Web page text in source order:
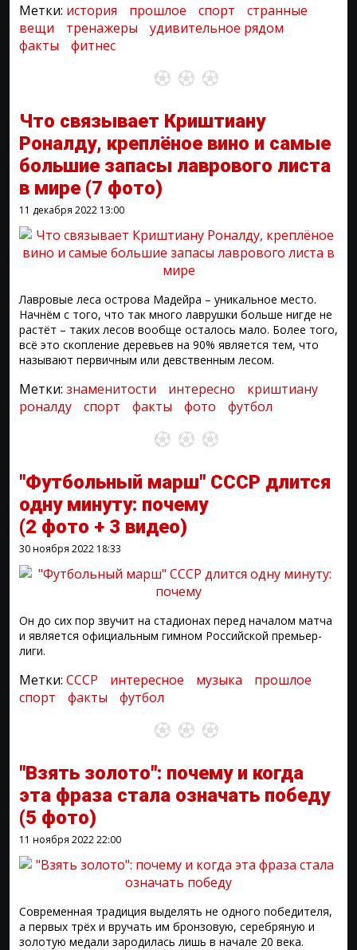
Метки: история прошлое спорт
странные
вещи
тренажеры
удивительное рядом
факты
фитнес
Что связывает Криштиану
Роналду, креплёное вино и самые
большие запасы лаврового листа
в мире (7 фото)
11 декабря 2022 13:00
Лавровые леса острова Мадейра – уникальное место.
Начнём с того, что так много лаврушки больше нигде не
растёт – таких лесов вообще осталось мало. Более того,
всё это скопление деревьев на 90% является тем, что
называют первичным или девственным лесом.
Метки: знаменитости интересно
криштиану
роналду
спорт факты фото футбол
"Футбольный марш" СССР длится
одну минуту: почему
(2 фото + 3 видео)
30 ноября 2022 18:33
Он до сих пор звучит на стадионах перед началом матча
и является официальным гимном Российской премьер-
лиги.
Метки: СССР интересное музыка
прошлое
спорт
факты футбол
"Взять золото": почему и когда
эта фраза стала означать победу
(5 фото)
11 ноября 202222:00
Современная традиция выделять не одного победителя,
а первых трёх и вручать им бронзовую, серебряную и
золотую медали зародилась лишь в начале 20 века.